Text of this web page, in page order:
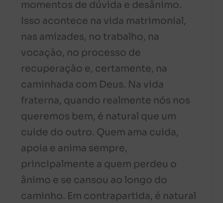
momentos de dúvida e desânimo.
Isso acontece na vida matrimonial,
nas amizades, no trabalho, na
vocação, no processo de
recuperação e, certamente, na
caminhada com Deus. Na vida
fraterna, quando realmente nós nos
queremos bem, é natural que um
cuide do outro. Quem ama cuida,
apoia e anima sempre,
principalmente a quem perdeu o
ânimo e se cansou ao longo do
caminho. Em contrapartida, é natural